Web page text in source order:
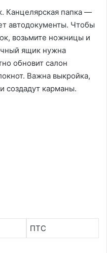
Канцелярская папка —
автодокументы. Чтобы
возьмите ножницы и
ящик нужна
обновит салон
Важна выкройка,
создадут карманы.
ПТС